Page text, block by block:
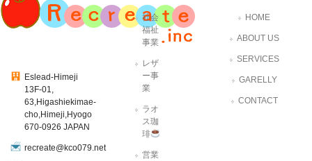
Eslead-Himeji
13F-01,
63,Higashiekimae-
cho,Himeji,Hyogo
670-0926 JAPAN
recreate@kco079.net
社会
福祉
事業
レザ
ー事
業
ラオ
ス珈
琲
営業
HOME
ABOUT US
SERVICES
GARELLY
CONTACT